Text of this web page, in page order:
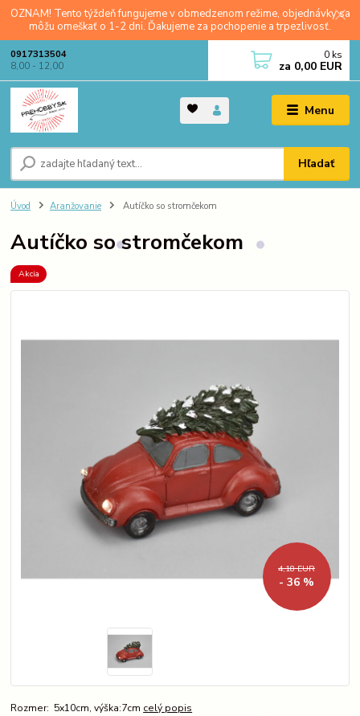
OZNAM! Tento týždeň fungujeme v obmedzenom režime, objednávky sa
môžu omeškať o 1-2 dni. Ďakujeme za pochopenie a trpezlivosť.
Menu
Hľadať
0917313504
8,00 - 12,00
0 ks
za 0,00 EUR
Úvod Aranžovanie Autíčko so stromčekom
Autíčko so stromčekom
Akcia
4,18 EUR
- 36 %
Rozmer: 5x10cm, výška:7cm celý popis